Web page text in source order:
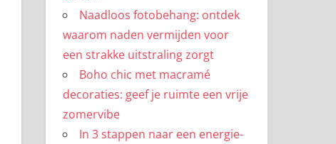
Naadloos fotobehang: ontdek
waarom naden vermijden voor
een strakke uitstraling zorgt
Boho chic met macramé
decoraties: geef je ruimte een vrije
zomervibe
In 3 stappen naar een energie-